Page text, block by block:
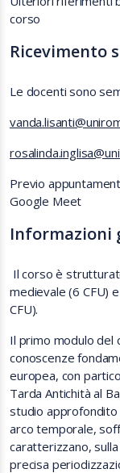
corso
Ricevimento
Le docenti sono
Previo
Google Meet
Informazioni
Il corso è
medievale (6 CFU)
CFU).
Il primo modulo del
conoscenze
europea, con
Tarda Antichità al
studio approfondito
arco temporale,
caratterizzano,
precisa